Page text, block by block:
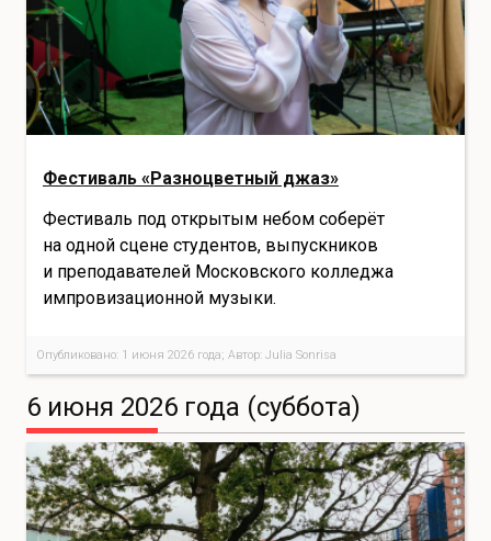
Фестиваль «Разноцветный джаз»
Фестиваль под открытым небом соберёт
на одной сцене студентов, выпускников
и преподавателей Московского колледжа
импровизационной музыки.
Опубликовано: 1 июня 2026 года; Автор: Julia Sonrisa
6 июня 2026 года (суббота)